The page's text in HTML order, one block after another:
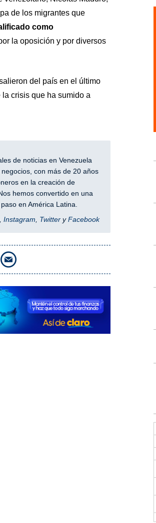
de los migrantes que
como
la oposición y por diversos
del país en el último
crisis que ha sumido a
de noticias en Venezuela
con más de 20 años
en la creación de
hemos convertido en una
en América Latina.
Instagram TwitteryFacebook